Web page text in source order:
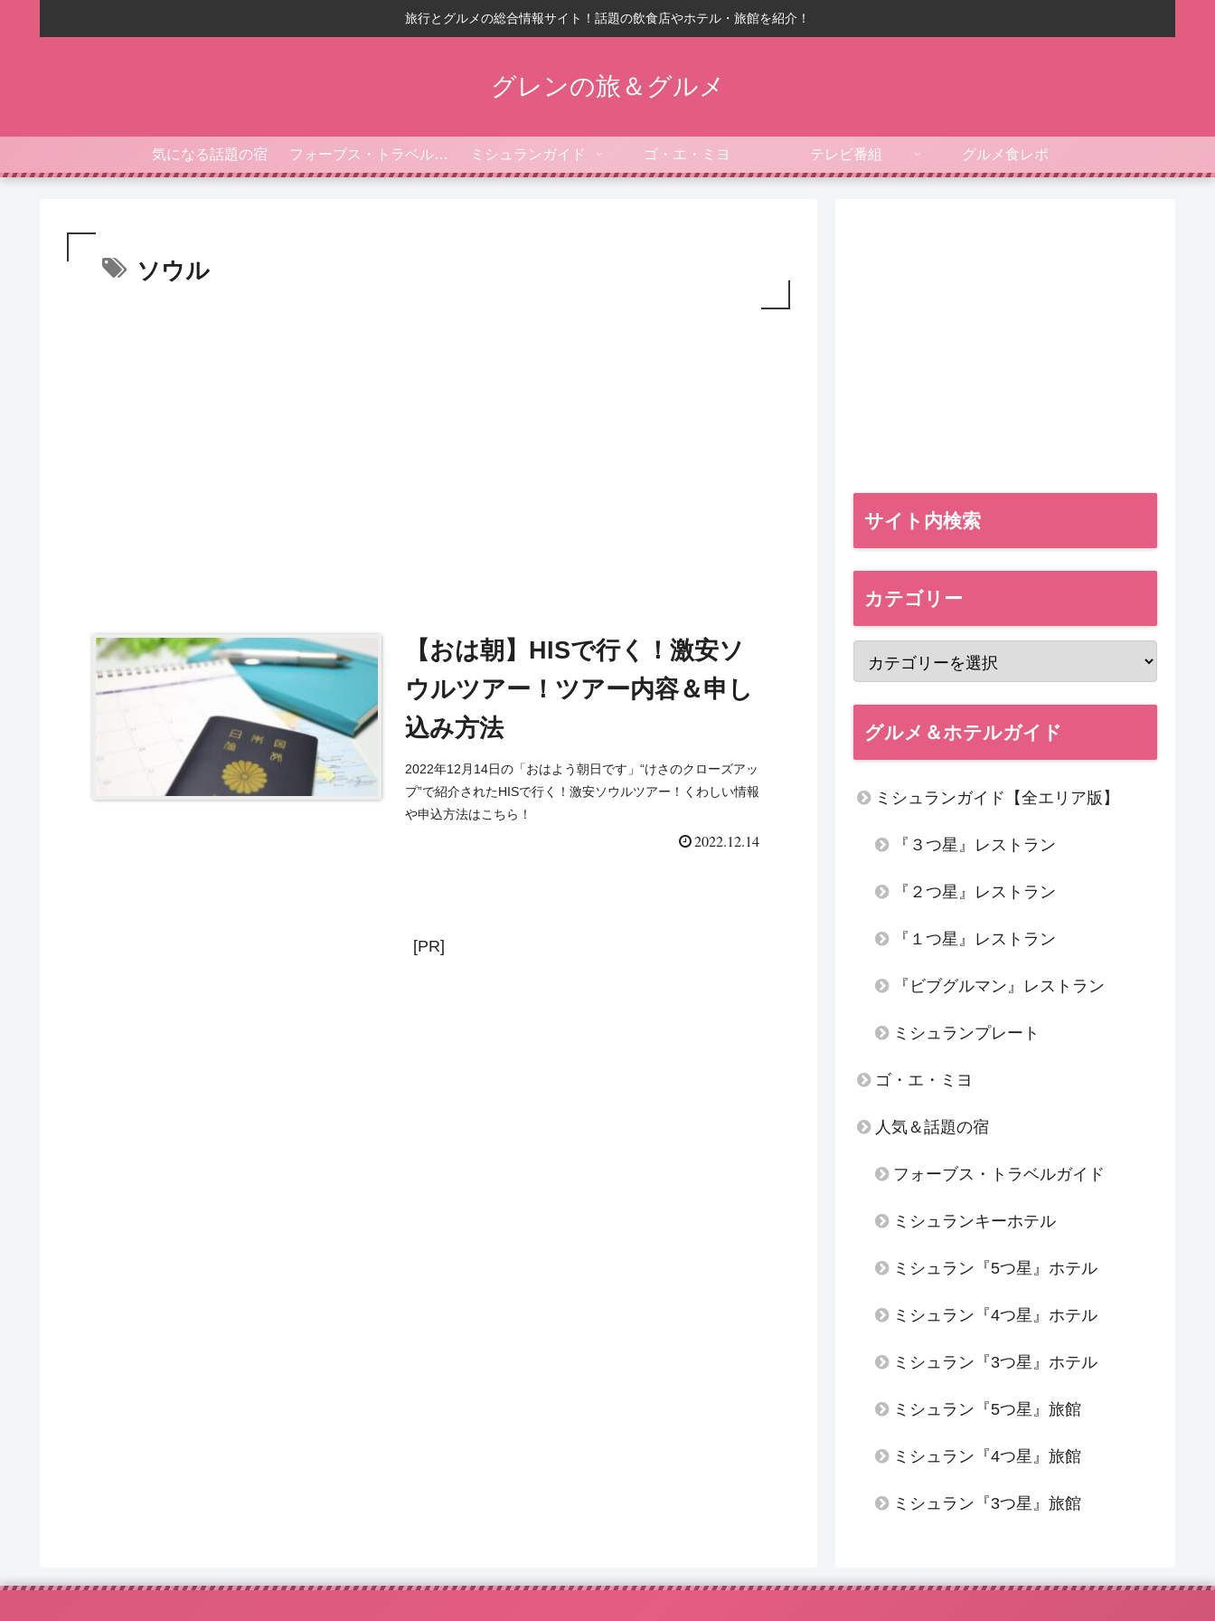
旅行とグルメの総合情報サイト！話題の飲食店やホテル・旅館を紹介！
グレンの旅＆グルメ
気になる話題の宿 フォーブス・トラベルガイド ミシュランガイド ゴ・エ・ミヨ テレビ番組 グルメ食レポ
ソウル
【おは朝】HISで行く！激安ソ
ウルツアー！ツアー内容＆申し
込み方法
2022年12月14日の「おはよう朝日です」“けさのクローズアッ
プ”で紹介されたHISで行く！激安ソウルツアー！くわしい情報
や申込方法はこちら！
2022.12.14
[PR]
サイト内検索
カテゴリー
グルメ＆ホテルガイド
ミシュランガイド【全エリア版】
『３つ星』レストラン
『２つ星』レストラン
『１つ星』レストラン
『ビブグルマン』レストラン
ミシュランプレート
ゴ・エ・ミヨ
人気＆話題の宿
フォーブス・トラベルガイド
ミシュランキーホテル
ミシュラン『5つ星』ホテル
ミシュラン『4つ星』ホテル
ミシュラン『3つ星』ホテル
ミシュラン『5つ星』旅館
ミシュラン『4つ星』旅館
ミシュラン『3つ星』旅館